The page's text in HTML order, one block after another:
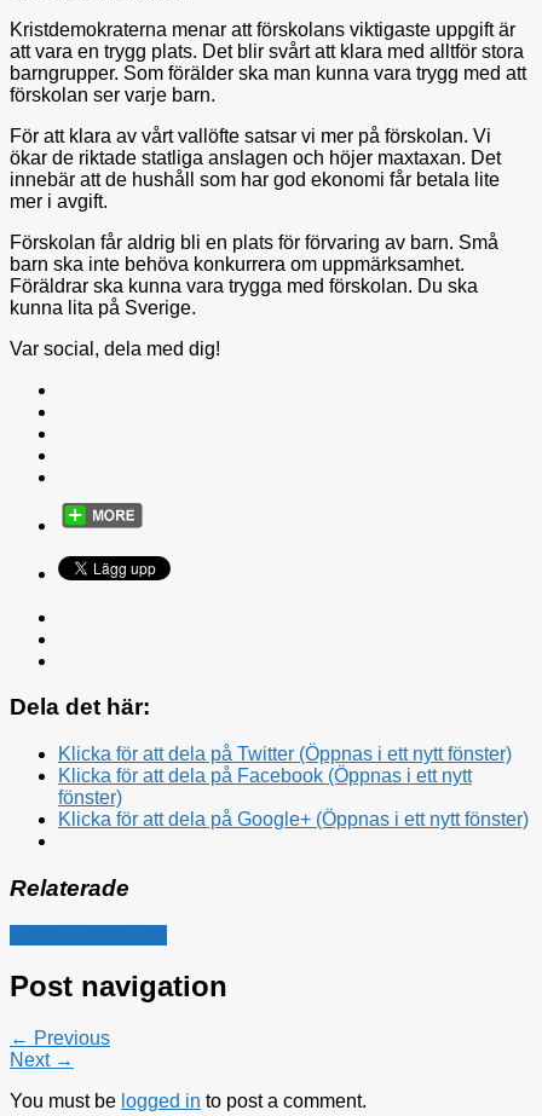
Kristdemokraterna menar att förskolans viktigaste uppgift är
att vara en trygg plats. Det blir svårt att klara med alltför stora
barngrupper. Som förälder ska man kunna vara trygg med att
förskolan ser varje barn.
För att klara av vårt vallöfte satsar vi mer på förskolan. Vi
ökar de riktade statliga anslagen och höjer maxtaxan. Det
innebär att de hushåll som har god ekonomi får betala lite
mer i avgift.
Förskolan får aldrig bli en plats för förvaring av barn. Små
barn ska inte behöva konkurrera om uppmärksamhet.
Föräldrar ska kunna vara trygga med förskolan. Du ska
kunna lita på Sverige.
Var social, dela med dig!
Dela det här:
Klicka för att dela på Twitter (Öppnas i ett nytt fönster)
Klicka för att dela på Facebook (Öppnas i ett nytt
fönster)
Klicka för att dela på Google+ (Öppnas i ett nytt fönster)
Relaterade
Post navigation
← Previous
Next →
You must be logged in to post a comment.